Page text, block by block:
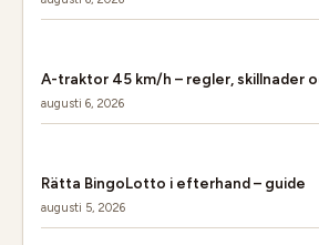
A-traktor 45 km/h – regler, skillnader
augusti 6, 2026
Rätta BingoLotto i efterhand – guide
augusti 5, 2026